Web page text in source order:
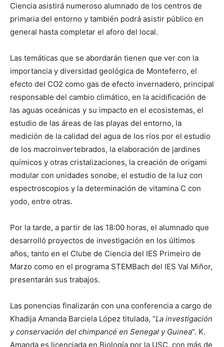
Ciencia asistirá numeroso alumnado de los centros de
primaria del entorno y también podrá asistir público en
general hasta completar el aforo del local.
Las temáticas que se abordarán tienen que ver con la
importancia y diversidad geológica de Monteferro, el
efecto del CO2 como gas de efecto invernadero, principal
responsable del cambio climático, en la acidificación de
las aguas oceánicas y su impacto en el ecosistemas, el
estudio de las áreas de las playas del entorno, la
medición de la calidad del agua de los ríos por el estudio
de los macroinvertebrados, la elaboración de jardines
químicos y otras cristalizaciones, la creación de origami
modular con unidades sonobe, el estudio de la luz con
espectroscopios y la determinación de vitamina C con
yodo, entre otras.
Por la tarde, a partir de las 18:00 horas, el alumnado que
desarrolló proyectos de investigación en los últimos
años, tanto en el Clube de Ciencia del IES Primeiro de
Marzo como en el programa STEMBach del IES Val Miñor,
presentarán sus trabajos.
Las ponencias finalizarán con una conferencia a cargo de
Khadija Amanda Barciela López titulada, “La investigación
y conservación del chimpancé en Senegal y Guinea”. K.
Amanda es licenciada en Biología por la USC, con más de